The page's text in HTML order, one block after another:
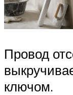
Провод
ключом.